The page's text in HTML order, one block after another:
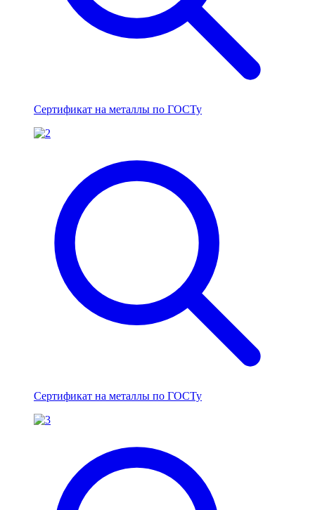
Сертификат на металлы по ГОСТу
Сертификат на металлы по ГОСТу